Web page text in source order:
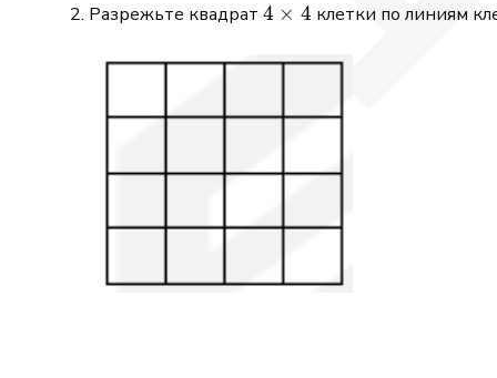
Разрежьте квадрат 4\times4
4 × 4 клетки по линиям